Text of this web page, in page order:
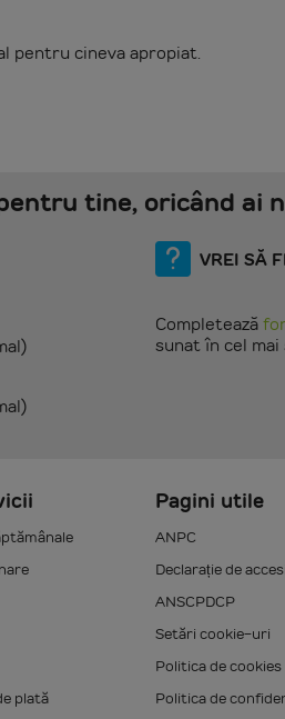
pentru cineva apropiat.
tine, oricând ai
VREI SĂ
Completează
sunat în cel
plată
Pagini utile
ANPC
Declarație de
ANSCPDCP
Setări cookie-uri
Politica de cookies
Politica de